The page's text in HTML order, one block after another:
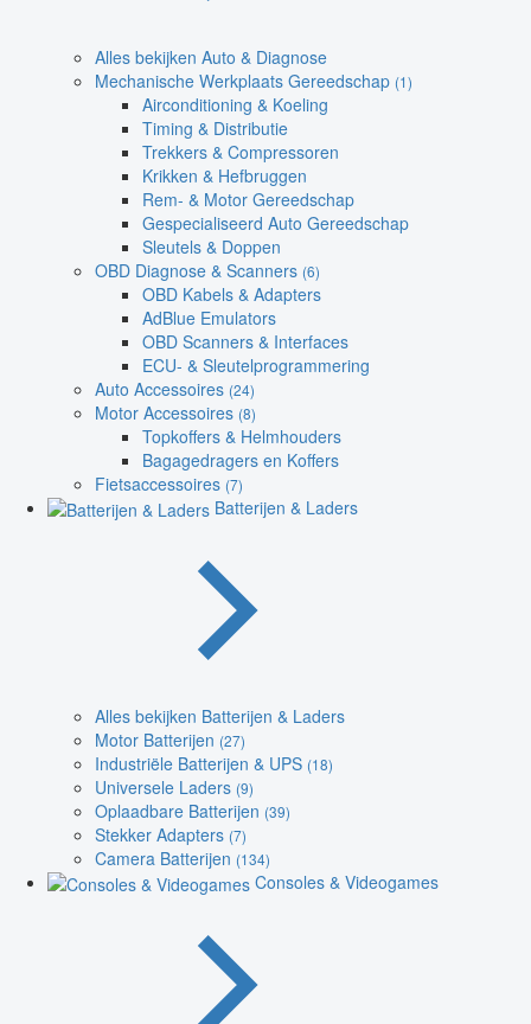
Alles bekijken Auto & Diagnose
Mechanische Werkplaats Gereedschap (1)
Airconditioning & Koeling
Timing & Distributie
Trekkers & Compressoren
Krikken & Hefbruggen
Rem- & Motor Gereedschap
Gespecialiseerd Auto Gereedschap
Sleutels & Doppen
OBD Diagnose & Scanners (6)
OBD Kabels & Adapters
AdBlue Emulators
OBD Scanners & Interfaces
ECU- & Sleutelprogrammering
Auto Accessoires (24)
Motor Accessoires (8)
Topkoffers & Helmhouders
Bagagedragers en Koffers
Fietsaccessoires (7)
Batterijen & Laders
Alles bekijken Batterijen & Laders
Motor Batterijen (27)
Industriële Batterijen & UPS (18)
Universele Laders (9)
Oplaadbare Batterijen (39)
Stekker Adapters (7)
Camera Batterijen (134)
Consoles & Videogames